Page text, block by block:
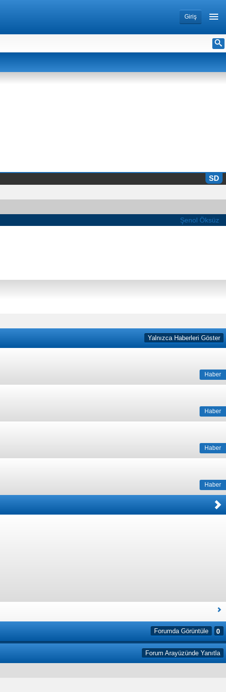
Giriş
SD
Şenol Öksüz
Yalnızca Haberleri Göster
Haber
Haber
Haber
Haber
0
Forumda Görüntüle
Forum Arayüzünde Yanıtla